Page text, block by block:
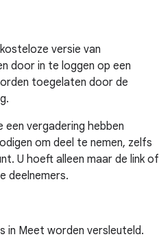
versie van
door in te loggen op een
toegelaten door de
vergadering hebben
om deel te nemen, zelfs
U hoeft alleen maar de link of
deelnemers.
in Meet worden versleuteld.